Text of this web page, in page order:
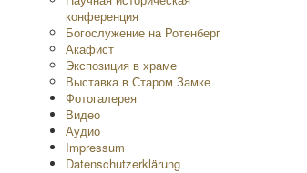
конференция
Богослужение на Ротенберг
Акафист
Экспозиция в храме
Выставка в Старом Замке
Фотогалерея
Видео
Аудио
Impressum
Datenschutzerklärung